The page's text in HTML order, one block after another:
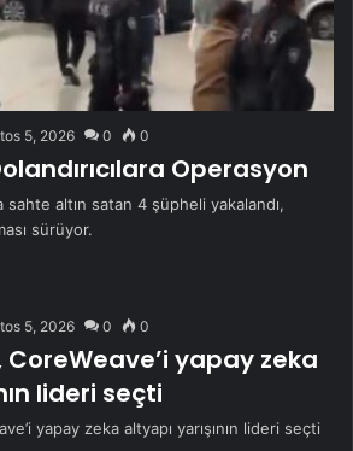
5, 2026 0 0
Operasyon
altın satan 4 şüpheli yakalandı,
sürüyor.
5, 2026 0 0
CoreWeave’i yapay zeka
lideri seçti
yapay zeka altyapı yarışının lideri seçti